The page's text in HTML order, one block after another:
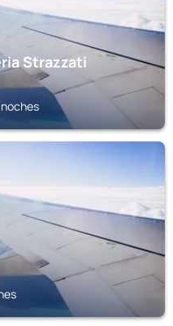
Strazzati